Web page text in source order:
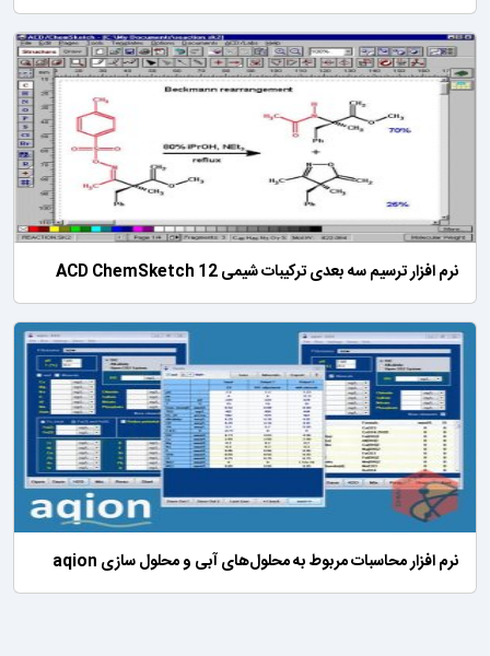
نرم افزار ترسیم سه بعدی ترکیبات شیمی ACD ChemSketch 12
نرم افزار محاسبات مربوط به محلول‌های آبی و محلول سازی aqion